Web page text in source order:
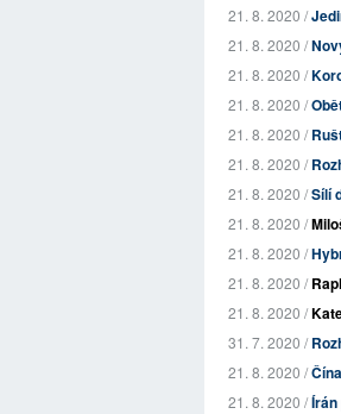
21. 8. 2020 /
21. 8. 2020 /
21. 8. 2020 /
21. 8. 2020 /
21. 8. 2020 /
21. 8. 2020 /
21. 8. 2020 /Sílí
21. 8. 2020 /
21. 8. 2020 /
21. 8. 2020 /
21. 8. 2020 /
31. 7. 2020 /
21. 8. 2020 /
21. 8. 2020 /